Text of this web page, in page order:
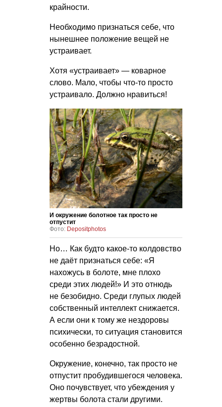
крайности.
Необходимо признаться себе, что
нынешнее положение вещей не
устраивает.
Хотя «устраивает» — коварное
слово. Мало, чтобы что-то просто
устраивало. Должно нравиться!
И окружение болотное так просто не
отпустит
Фото: Depositphotos
Но… Как будто какое-то колдовство
не даёт признаться себе: «Я
нахожусь в болоте, мне плохо
среди этих людей!» И это отнюдь
не безобидно. Среди глупых людей
собственный интеллект снижается.
А если они к тому же нездоровы
психически, то ситуация становится
особенно безрадостной.
Окружение, конечно, так просто не
отпустит пробудившегося человека.
Оно почувствует, что убеждения у
жертвы болота стали другими.